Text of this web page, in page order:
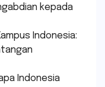
kepada
Indonesia:
Indonesia